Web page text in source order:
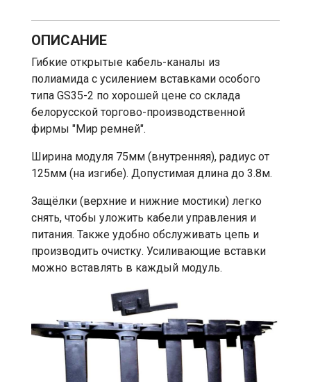
ОПИСАНИЕ
Гибкие открытые кабель-каналы из
полиамида с усилением вставками особого
типа GS35-2 по хорошей цене со склада
белорусской торгово-производственной
фирмы "Мир ремней".
Ширина модуля 75мм (внутренняя), радиус от
125мм (на изгибе). Допустимая длина до 3.8м.
Защёлки (верхние и нижние мостики) легко
снять, чтобы уложить кабели управления и
питания. Также удобно обслуживать цепь и
производить очистку. Усиливающие вставки
можно вставлять в каждый модуль.